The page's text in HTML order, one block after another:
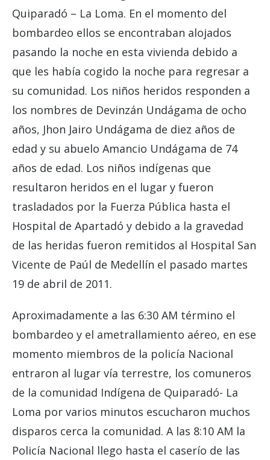
Quiparadó – La Loma. En el momento del
bombardeo ellos se encontraban alojados
pasando la noche en esta vivienda debido a
que les había cogido la noche para regresar a
su comunidad. Los niños heridos responden a
los nombres de Devinzán Undágama de ocho
años, Jhon Jairo Undágama de diez años de
edad y su abuelo Amancio Undágama de 74
años de edad. Los niños indígenas que
resultaron heridos en el lugar y fueron
trasladados por la Fuerza Pública hasta el
Hospital de Apartadó y debido a la gravedad
de las heridas fueron remitidos al Hospital San
Vicente de Paúl de Medellín el pasado martes
19 de abril de 2011.
Aproximadamente a las 6:30 AM término el
bombardeo y el ametrallamiento aéreo, en ese
momento miembros de la policía Nacional
entraron al lugar vía terrestre, los comuneros
de la comunidad Indígena de Quiparadó- La
Loma por varios minutos escucharon muchos
disparos cerca la comunidad. A las 8:10 AM la
Policía Nacional llego hasta el caserío de las